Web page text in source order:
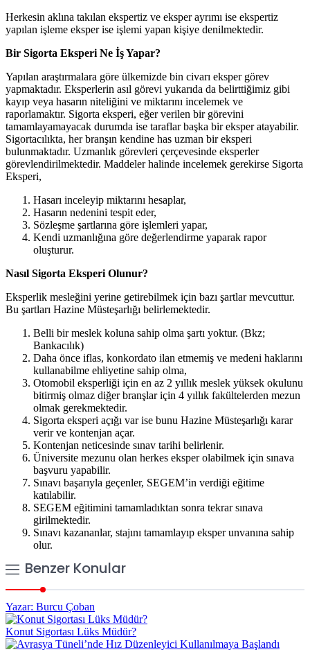
Herkesin aklına takılan ekspertiz ve eksper ayrımı ise ekspertiz
yapılan işleme eksper ise işlemi yapan kişiye denilmektedir.
Bir Sigorta Eksperi Ne İş Yapar?
Yapılan araştırmalara göre ülkemizde bin civarı eksper görev
yapmaktadır. Eksperlerin asıl görevi yukarıda da belirttiğimiz gibi
kayıp veya hasarın niteliğini ve miktarını incelemek ve
raporlamaktır. Sigorta eksperi, eğer verilen bir görevini
tamamlayamayacak durumda ise taraflar başka bir eksper atayabilir.
Sigortacılıkta, her branşın kendine has uzman bir eksperi
bulunmaktadır. Uzmanlık görevleri çerçevesinde eksperler
görevlendirilmektedir. Maddeler halinde incelemek gerekirse Sigorta
Eksperi,
Hasarı inceleyip miktarını hesaplar,
Hasarın nedenini tespit eder,
Sözleşme şartlarına göre işlemleri yapar,
Kendi uzmanlığına göre değerlendirme yaparak rapor
oluşturur.
Nasıl Sigorta Eksperi Olunur?
Eksperlik mesleğini yerine getirebilmek için bazı şartlar mevcuttur.
Bu şartları Hazine Müsteşarlığı belirlemektedir.
Belli bir meslek koluna sahip olma şartı yoktur. (Bkz;
Bankacılık)
Daha önce iflas, konkordato ilan etmemiş ve medeni haklarını
kullanabilme ehliyetine sahip olma,
Otomobil eksperliği için en az 2 yıllık meslek yüksek okulunu
bitirmiş olmaz diğer branşlar için 4 yıllık fakültelerden mezun
olmak gerekmektedir.
Sigorta eksperi açığı var ise bunu Hazine Müsteşarlığı karar
verir ve kontenjan açar.
Kontenjan neticesinde sınav tarihi belirlenir.
Üniversite mezunu olan herkes eksper olabilmek için sınava
başvuru yapabilir.
Sınavı başarıyla geçenler, SEGEM’in verdiği eğitime
katılabilir.
SEGEM eğitimini tamamladıktan sonra tekrar sınava
girilmektedir.
Sınavı kazananlar, stajını tamamlayıp eksper unvanına sahip
olur.
Benzer Konular
Yazar: Burcu Çoban
Konut Sigortası Lüks Müdür?